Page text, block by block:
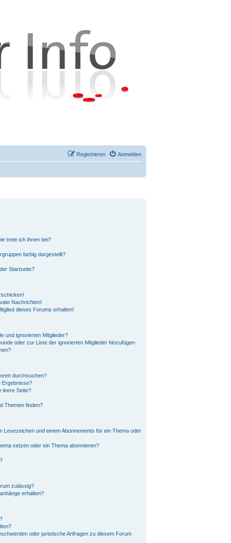
Anmelden
Registrieren
trete ich ihnen bei?
farbig dargestellt?
Startseite?
Nachrichten!
dieses Forums erhalten!
und ignorierten Mitglieder?
oder zur Liste der ignorierten Mitglieder hinzufügen
durchsuchen?
Ergebnisse?
leere Seite?
Themen finden?
und einem Abonnements für ein Thema oder
setzen oder ein Thema abonnieren?
zulässig?
erhalten?
oder juristische Anfragen zu diesem Forum